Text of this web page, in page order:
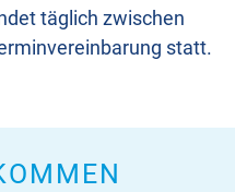
täglich zwischen
statt.